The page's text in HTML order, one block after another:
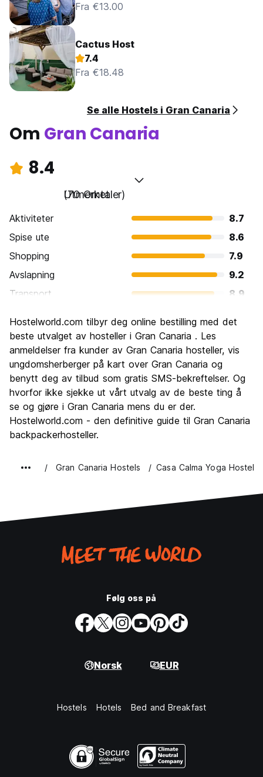
Fra €13.00
Cactus Host
7.4
Fra €18.48
Se alle Hostels i Gran Canaria
Om Gran Canaria
8.4
Utmerket
(70 Omtaler)
Aktiviteter
8.7
Spise ute
8.6
Shopping
7.9
Avslapning
9.2
Transport
8.9
Kultur
Feste
8.1
Verdi for pengene
Hostelworld.com tilbyr deg online bestilling med det
beste utvalget av hosteller i Gran Canaria . Les
anmeldelser fra kunder av Gran Canaria hosteller, vis
ungdomsherberger på kart over Gran Canaria og
benytt deg av tilbud som gratis SMS-bekreftelser. Og
hvorfor ikke sjekke ut vårt utvalg av de beste ting å
se og gjøre i Gran Canaria mens du er der.
Hostelworld.com - den definitive guide til Gran Canaria
backpackerhosteller.
Gran Canaria Hostels Casa Calma Yoga Hostel
Følg oss på
Norsk EUR
Hostels Hotels Bed and Breakfast